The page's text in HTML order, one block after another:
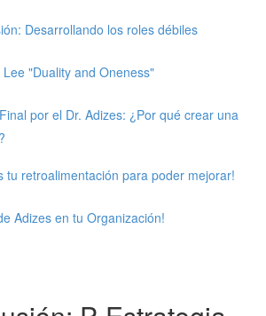
Desarrollando los roles débiles
"Duality and Oneness"
por el Dr. Adizes: ¿Por qué crear una
tu retroalimentación para poder mejorar!
Adizes en tu Organización!